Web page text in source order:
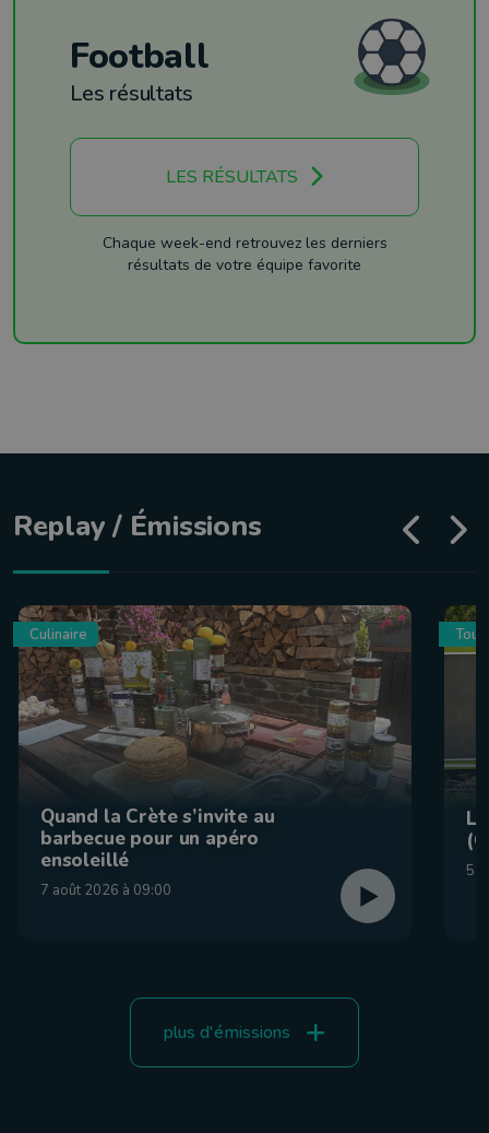
Football
Les résultats
LES RÉSULTATS
Chaque week-end retrouvez les derniers
résultats de votre équipe favorite
Replay / Émissions
Culinaire
Quand la Crète s’invite au
barbecue pour un apéro
ensoleillé
7 août 2026 à 09:00
5
plus d'émissions